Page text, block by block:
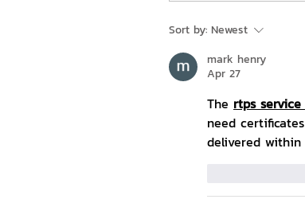
Sort by: Newest
mark henry
Apr 27
The rtps
need
delivered